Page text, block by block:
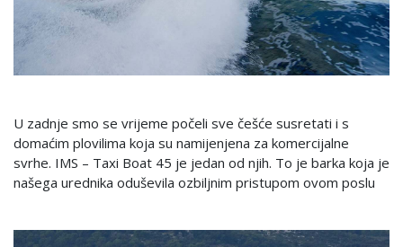
U zadnje smo se vrijeme počeli sve češće susretati i s
domaćim plovilima koja su namijenjena za komercijalne
svrhe. IMS – Taxi Boat 45 je jedan od njih. To je barka koja je
našega urednika oduševila ozbiljnim pristupom ovom poslu